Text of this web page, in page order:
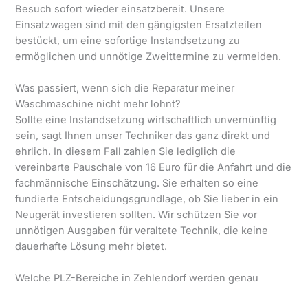
Besuch sofort wieder einsatzbereit. Unsere
Einsatzwagen sind mit den gängigsten Ersatzteilen
bestückt, um eine sofortige Instandsetzung zu
ermöglichen und unnötige Zweittermine zu vermeiden.
Was passiert, wenn sich die Reparatur meiner
Waschmaschine nicht mehr lohnt?
Sollte eine Instandsetzung wirtschaftlich unvernünftig
sein, sagt Ihnen unser Techniker das ganz direkt und
ehrlich. In diesem Fall zahlen Sie lediglich die
vereinbarte Pauschale von 16 Euro für die Anfahrt und die
fachmännische Einschätzung. Sie erhalten so eine
fundierte Entscheidungsgrundlage, ob Sie lieber in ein
Neugerät investieren sollten. Wir schützen Sie vor
unnötigen Ausgaben für veraltete Technik, die keine
dauerhafte Lösung mehr bietet.
Welche PLZ-Bereiche in Zehlendorf werden genau